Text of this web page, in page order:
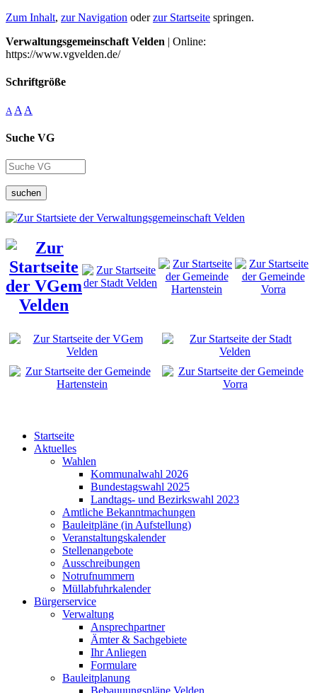
Zum Inhalt, zur Navigation oderzur Startseite springen.
Verwaltungsgemeinschaft Velden | Online:
https://www.vgvelden.de/
Schriftgröße
A A A
Suche VG
suchen
Startseite
Aktuelles
Wahlen
Kommunalwahl 2026
Bundestagswahl 2025
Landtags- und Bezirkswahl 2023
Amtliche Bekanntmachungen
Bauleitpläne (in Aufstellung)
Veranstaltungskalender
Stellenangebote
Ausschreibungen
Notrufnummern
Müllabfuhrkalender
Bürgerservice
Verwaltung
Ansprechpartner
Ämter & Sachgebiete
Ihr Anliegen
Formulare
Bauleitplanung
Bebauuungspläne Velden